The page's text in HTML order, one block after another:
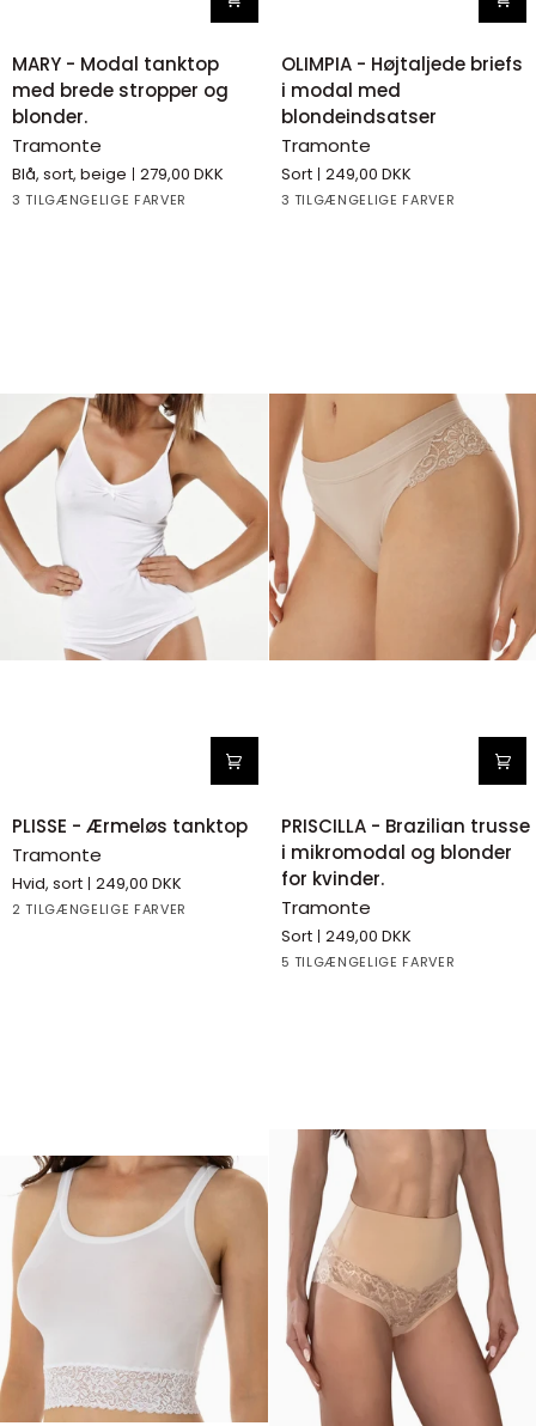
MARY
Modal
med
brede
stropper
MARY - Modal tanktop
med brede stropper og
blonder.
Tramonte
Blå, sort, beige 279,00 DKK
3 TILGÆNGELIGE FARVER
BlackBeigeBlue
OLIMPIA
-
Højtaljede
modal
med
OLIMPIA - Højtaljede briefs
i modal med
blondeindsatser
Tramonte
Sort 249,00 DKK
3 TILGÆNGELIGE FARVER
WhiteBlackBeige
PLISSE
Ærmeløs
tanktop
PLISSE - Ærmeløs tanktop
Tramonte
Hvid, sort 249,00 DKK
2 TILGÆNGELIGE FARVER
WhiteBlack
PRISCILLA
-
Brazilian
mikromodal
og
PRISCILLA - Brazilian trusse
i mikromodal og blonder
for kvinder.
Tramonte
Sort 249,00 DKK
5 TILGÆNGELIGE FARVER
WhiteBlackBeigeBlue GREY